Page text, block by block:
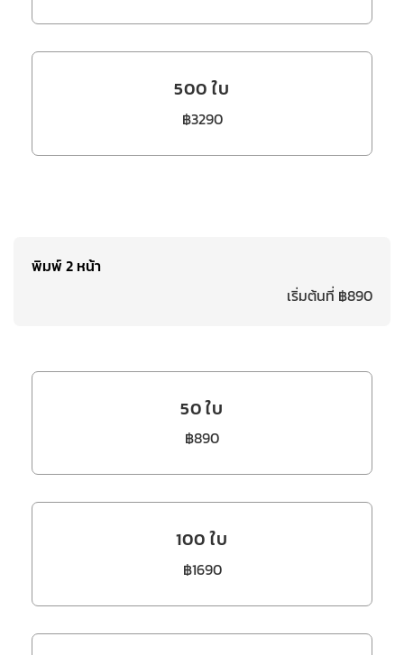
500 ใบ
฿3290
พิมพ์ 2 หน้า
เริ่มต้นที่ ฿890
50 ใบ
฿890
100 ใบ
฿1690